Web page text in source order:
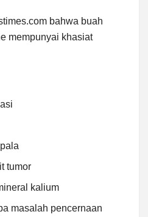
bahwa buah
mempunyai khasiat
tumor
kalium
masalah pencernaan